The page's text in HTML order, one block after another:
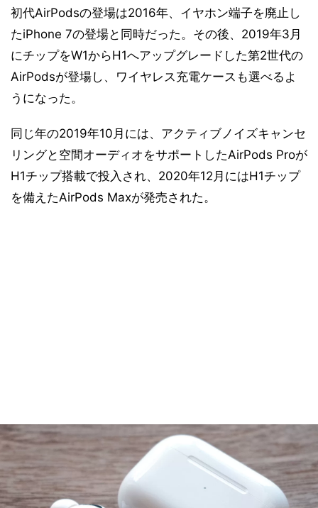
初代AirPodsの登場は2016年、イヤホン端子を廃止し
たiPhone 7の登場と同時だった。その後、2019年3月
にチップをW1からH1へアップグレードした第2世代の
AirPodsが登場し、ワイヤレス充電ケースも選べるよ
うになった。
同じ年の2019年10月には、アクティブノイズキャンセ
リングと空間オーディオをサポートしたAirPods Proが
H1チップ搭載で投入され、2020年12月にはH1チップ
を備えたAirPods Maxが発売された。